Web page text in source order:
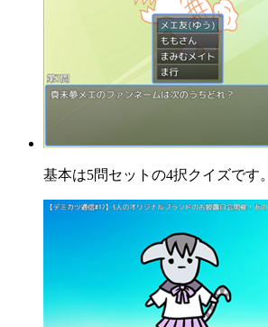
基本は5問セットの4択クイズです。